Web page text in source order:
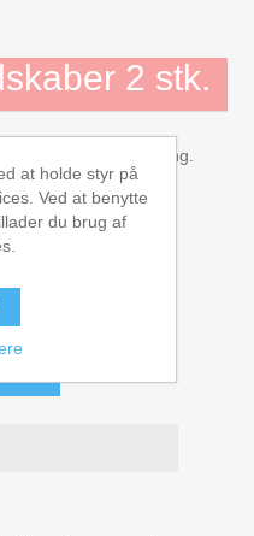
2 stk.
til leg og læring.
Foot
2 på lager
at holde styr på
Ved at benytte
du brug af